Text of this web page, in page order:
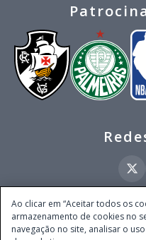
Este site é operado pela Ventmear
endereço na Avenida Brigadeiro
Ao clicar em “Aceitar todos os
armazenamento de cookies no
navegação no site, analisar o